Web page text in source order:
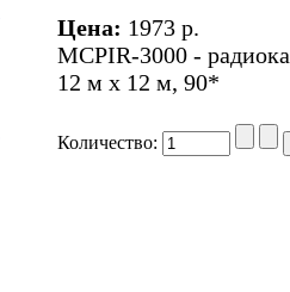
Цена: 1973 p.
MCPIR-3000 -
12 м х 12 м, 90*
Количество: